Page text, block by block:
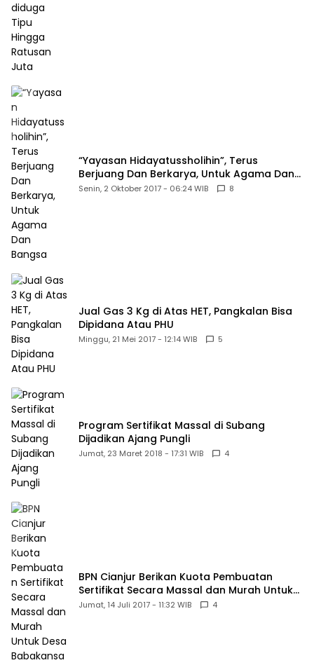
“Yayasan Hidayatussholihin”, Terus
Berjuang Dan Berkarya, Untuk Agama Dan
Bangsa
Senin, 2 Oktober 2017 - 06:24 WIB 8
Jual Gas 3 Kg di Atas HET, Pangkalan Bisa
Dipidana Atau PHU
Minggu, 21 Mei 2017 - 12:14 WIB 5
Program Sertifikat Massal di Subang
Dijadikan Ajang Pungli
Jumat, 23 Maret 2018 - 17:31 WIB 4
BPN Cianjur Berikan Kuota Pembuatan
Sertifikat Secara Massal dan Murah Untuk
Desa Babakansari
Jumat, 14 Juli 2017 - 11:32 WIB 4